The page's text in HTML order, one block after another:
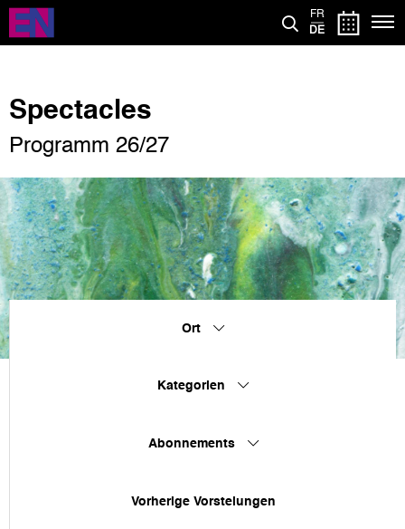
Direkt
zum
Inhalt
FR
DE
Spectacles
Programm 26/27
Ort
Kategorien
Abonnements
Vorherige Vorstelungen